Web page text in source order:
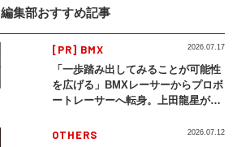
編集部おすすめ記事
[PR] BMX
「一歩踏み出してみることが可能性
を広げる」BMXレーサーからプロボ
ートレーサーへ転身。上田龍星が体
2026.07.17
OTHERS 2026.07.12